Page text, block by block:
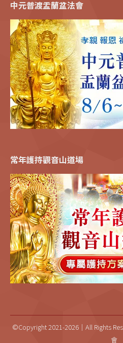
中元普渡盂蘭盆法會
常年護持觀音山道場
©Copyright 2021-2026｜All Rights
會